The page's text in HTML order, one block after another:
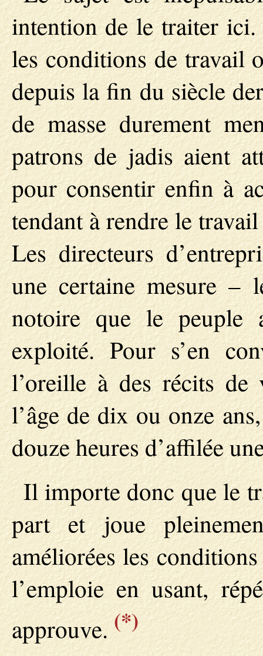
intention de le traiter ici.
les conditions de travail
depuis la fin du siècle
de masse durement
patrons de jadis aient
pour consentir enfin à
tendant à rendre le
Les directeurs
une certaine mesure –
notoire que le peuple
exploité. Pour s’en
l’oreille à des récits de
l’âge de dix ou onze
douze heures d’affilée
Il importe donc que le
part et joue
améliorées les
l’emploie en usant,
approuve.(*)